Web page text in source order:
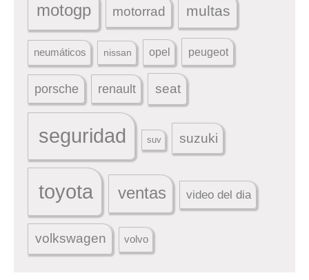
motogp motorrad multas
neumáticos nissan opel peugeot
porsche renault seat
seguridad suv suzuki
toyota ventas video del dia
volkswagen volvo